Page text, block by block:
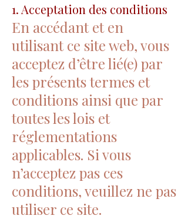
1. Acceptation des conditions
En accédant et en
utilisant ce site web, vous
acceptez d’être lié(e) par
les présents termes et
conditions ainsi que par
toutes les lois et
réglementations
applicables. Si vous
n’acceptez pas ces
conditions, veuillez ne pas
utiliser ce site.